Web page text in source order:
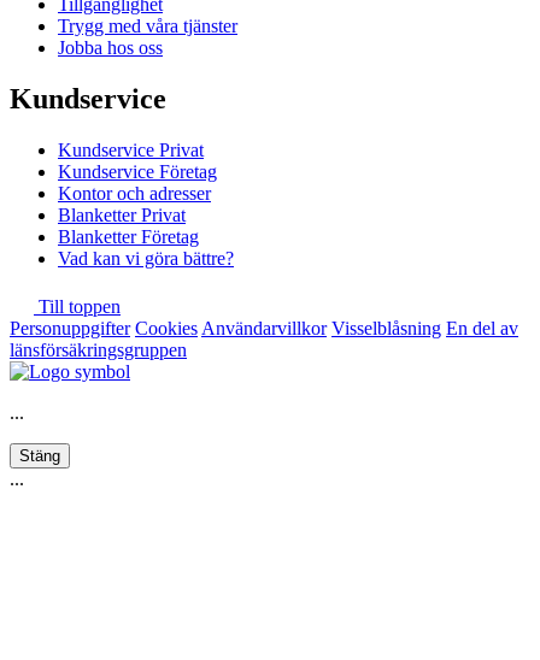
Tillgänglighet
Trygg med våra tjänster
Jobba hos oss
Kundservice
Kundservice Privat
Kundservice Företag
Kontor och adresser
Blanketter Privat
Blanketter Företag
Vad kan vi göra bättre?
Till toppen
Personuppgifter Cookies Användarvillkor Visselblåsning En del av
länsförsäkringsgruppen
...
Stäng
...